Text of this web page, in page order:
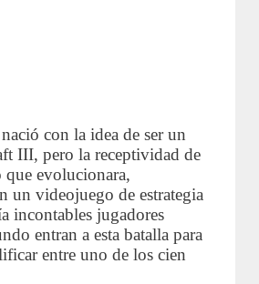
con la idea de ser un
III, pero la receptividad de
que evolucionara,
un videojuego de estrategia
incontables jugadores
entran a esta batalla para
entre uno de los cien